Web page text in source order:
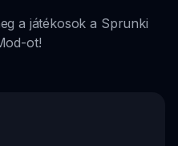
a játékosok a Sprunki
ot!